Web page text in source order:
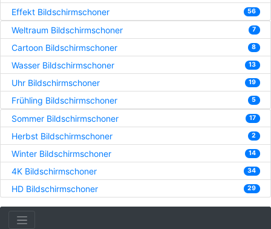
Effekt Bildschirmschoner 56
Weltraum Bildschirmschoner 7
Cartoon Bildschirmschoner 8
Wasser Bildschirmschoner 13
Uhr Bildschirmschoner 19
Frühling Bildschirmschoner 5
Sommer Bildschirmschoner 17
Herbst Bildschirmschoner 2
Winter Bildschirmschoner 14
4K Bildschirmschoner 34
HD Bildschirmschoner 29